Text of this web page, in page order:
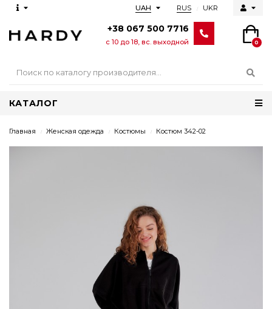
RUS UKR
UAH
+38 067 500 7716
с 10 до 18, вс. выходной 0
КАТАЛОГ
Главная Женская одежда Костюмы Костюм 342-02